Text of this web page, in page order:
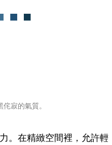
寂的氣質。
。在精緻空間裡，允許輕